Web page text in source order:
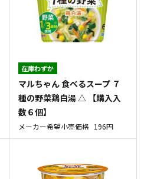
在庫わずか
マルちゃん 食べるスープ ７
種の野菜鶏白湯 △ 【購入入
数６個】
メーカー希望小売価格 196円